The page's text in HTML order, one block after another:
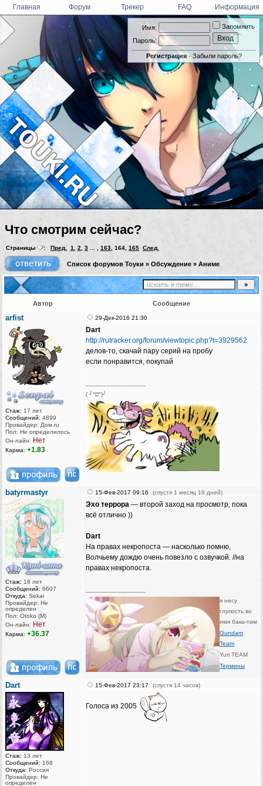
Имя:
Пароль:
Запомнить
Регистрация· Забыли пароль?
Главная Форум Трекер FAQ Информация
Что смотрим сейчас?
Страницы : Пред. 1, 2, 3 ... , 163, 164, 165 След.
Список форумов Тоуки » Обсуждение » Аниме
Автор Сообщение
arfist
Стаж: 17 лет
Сообщений: 4899
Провайдер: Дом.ru
Пол: Не определилось
Он-лайн: Нет
Карма: +1.83
29-Дек-2016 21:30
Dart
http://rutracker.org/forum/viewtopic.php?t=3929562
делов-то, скачай пару серий на пробу
если понравится, покупай
( ╯°□°)╯
batyrmastyr
Стаж: 18 лет
Сообщений: 6607
Откуда: Sekai
Провайдер: Не
определен
Пол: Otoko (M)
Он-лайн: Нет
Карма: +36.37
15-Фев-2017 09:16 (спустя 1 месяц 16 дней)
Эхо террора — второй заход на просмотр, пока
всё отлично ))
Dart
На правах некропоста — насколько помню,
Волчьему дождю очень повезло с озвучкой. //на
правах некропоста.
я несу
глупость во
имя бака-тим
Gundam
Team
Yuri TEAM
Термины
Dart
Стаж: 13 лет
Сообщений: 168
Откуда: Россия
Провайдер: Не
определен
15-Фев-2017 23:17 (спустя 14 часов)
Голоса из 2005